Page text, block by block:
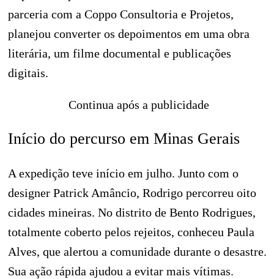
parceria com a Coppo Consultoria e Projetos,
planejou converter os depoimentos em uma obra
literária, um filme documental e publicações
digitais.
Continua após a publicidade
Início do percurso em Minas Gerais
A expedição teve início em julho. Junto com o
designer Patrick Amâncio, Rodrigo percorreu oito
cidades mineiras. No distrito de Bento Rodrigues,
totalmente coberto pelos rejeitos, conheceu Paula
Alves, que alertou a comunidade durante o desastre.
Sua ação rápida ajudou a evitar mais vítimas.